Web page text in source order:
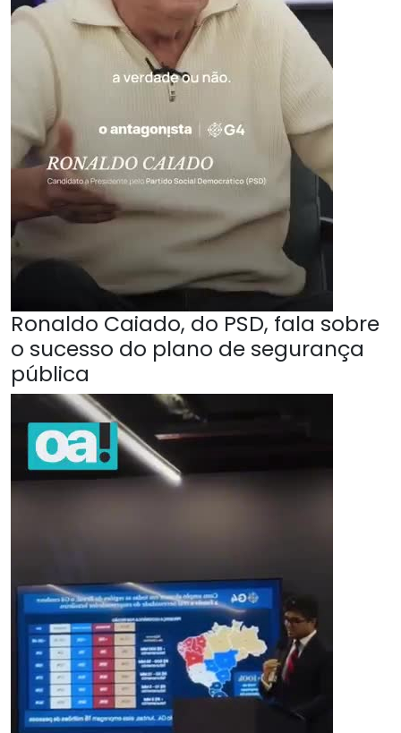
Ronaldo Caiado, do PSD, fala sobre
o sucesso do plano de segurança
pública